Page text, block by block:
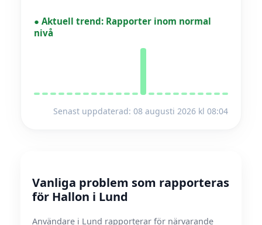
● Aktuell trend: Rapporter inom normal
nivå
Senast uppdaterad: 08 augusti 2026 kl 08:04
Vanliga problem som rapporteras
för Hallon i Lund
Användare i Lund rapporterar för närvarande